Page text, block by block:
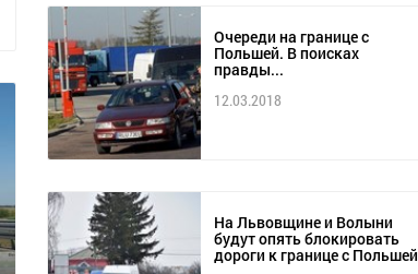
Очереди на границе с
Польшей. В поисках
правды...
12.03.2018
На Львовщине и Волыни
будут опять блокировать
дороги к границе с Польшей